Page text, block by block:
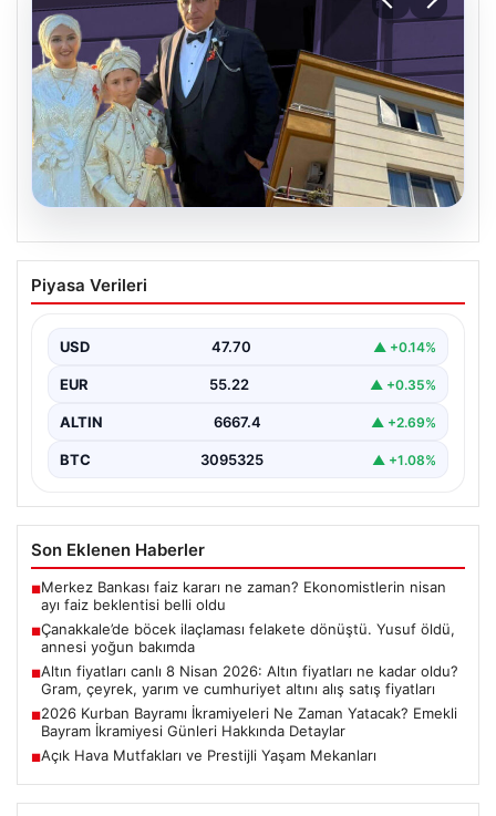
06.08.2026
Çanakkale’de böcek ilaçlaması felakete
dönüştü. Yusuf öldü, annesi yoğun
Piyasa Verileri
USD 47.70 ▲ +0.14%
EUR 55.22 ▲ +0.35%
ALTIN 6667.4 ▲ +2.69%
BTC 3095325 ▲ +1.08%
Son Eklenen Haberler
■Merkez Bankası faiz kararı ne zaman? Ekonomistlerin nisan
ayı faiz beklentisi belli oldu
■Çanakkale’de böcek ilaçlaması felakete dönüştü. Yusuf öldü,
annesi yoğun bakımda
■Altın fiyatları canlı 8 Nisan 2026: Altın fiyatları ne kadar oldu?
Gram, çeyrek, yarım ve cumhuriyet altını alış satış fiyatları
■2026 Kurban Bayramı İkramiyeleri Ne Zaman Yatacak? Emekli
Bayram İkramiyesi Günleri Hakkında Detaylar
■Açık Hava Mutfakları ve Prestijli Yaşam Mekanları